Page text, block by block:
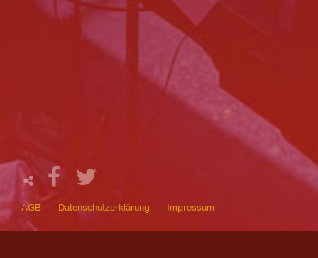
AGB Datenschutzerklärung Impressum